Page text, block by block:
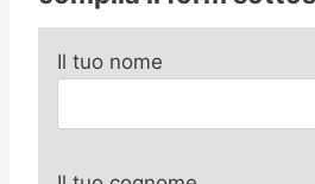
Il tuo nome